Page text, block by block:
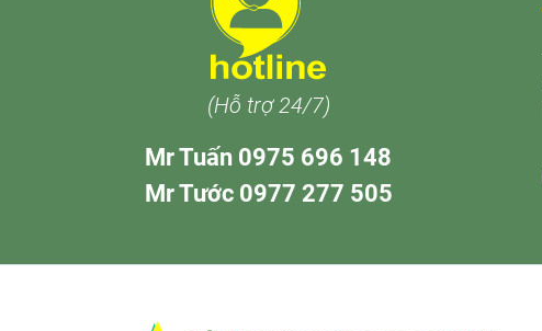
(Hỗ trợ 24/7)
Mr Tuấn 0975 696 148
Mr Tước 0977 277 505